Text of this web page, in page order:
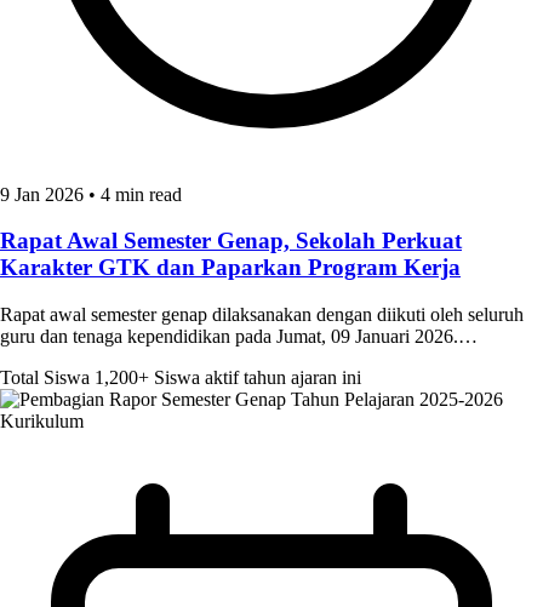
9 Jan 2026 • 4 min read
Rapat Awal Semester Genap, Sekolah Perkuat
Karakter GTK dan Paparkan Program Kerja
Rapat awal semester genap dilaksanakan dengan diikuti oleh seluruh
guru dan tenaga kependidikan pada Jumat, 09 Januari 2026.…
Total Siswa 1,200+ Siswa aktif tahun ajaran ini
Kurikulum